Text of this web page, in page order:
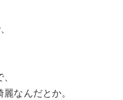
なんだとか。